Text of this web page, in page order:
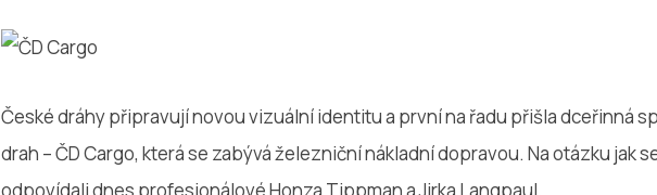
České dráhy připravují novou vizuální identitu a první na řadu přišla dceřinná
drah – ČD Cargo, která se zabývá železniční nákladní dopravou. Na otázku jak